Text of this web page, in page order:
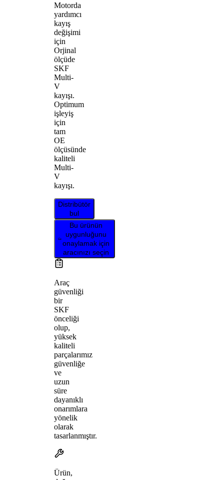
Motorda
yardımcı
kayış
değişimi
için
Orjinal
ölçüde
SKF
Multi-
V
kayışı.
Optimum
işleyiş
için
tam
OE
ölçüsünde
kaliteli
Multi-
V
kayışı.
Distribütör
bul
Bu ürünün
uygunluğunu
onaylamak için
aracınızı seçin
Araç
güvenliği
bir
SKF
önceliği
olup,
yüksek
kaliteli
parçalarımız
güvenliğe
ve
uzun
süre
dayanıklı
onarımlara
yönelik
olarak
tasarlanmıştır.
Ürün,